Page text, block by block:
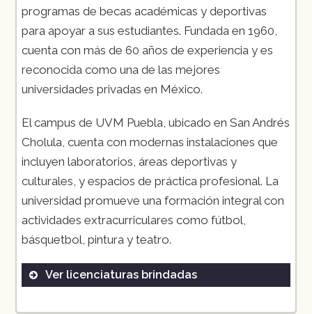
programas de becas académicas y deportivas
para apoyar a sus estudiantes. Fundada en 1960,
cuenta con más de 60 años de experiencia y es
reconocida como una de las mejores
universidades privadas en México.
El campus de UVM Puebla, ubicado en San Andrés
Cholula, cuenta con modernas instalaciones que
incluyen laboratorios, áreas deportivas y
culturales, y espacios de práctica profesional. La
universidad promueve una formación integral con
actividades extracurriculares como fútbol,
básquetbol, pintura y teatro.
Ver licenciaturas brindadas